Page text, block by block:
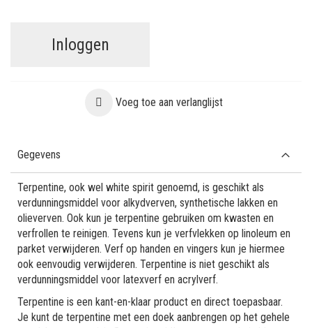
Inloggen
Voeg toe aan verlanglijst
Gegevens
Terpentine, ook wel white spirit genoemd, is geschikt als
verdunningsmiddel voor alkydverven, synthetische lakken en
olieverven. Ook kun je terpentine gebruiken om kwasten en
verfrollen te reinigen. Tevens kun je verfvlekken op linoleum en
parket verwijderen. Verf op handen en vingers kun je hiermee
ook eenvoudig verwijderen. Terpentine is niet geschikt als
verdunningsmiddel voor latexverf en acrylverf.
Terpentine is een kant-en-klaar product en direct toepasbaar.
Je kunt de terpentine met een doek aanbrengen op het gehele